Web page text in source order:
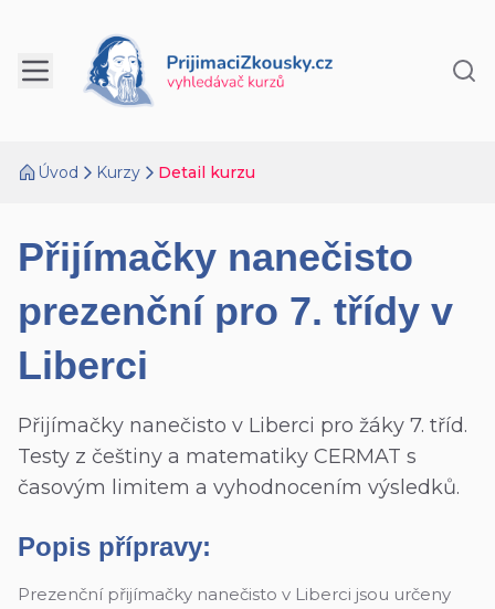
Úvod Kurzy Detail kurzu
Přijímačky nanečisto
prezenční pro 7. třídy v
Liberci
Přijímačky nanečisto v Liberci pro žáky 7. tříd.
Testy z češtiny a matematiky CERMAT s
časovým limitem a vyhodnocením výsledků.
Popis přípravy:
Prezenční přijímačky nanečisto v Liberci jsou určeny